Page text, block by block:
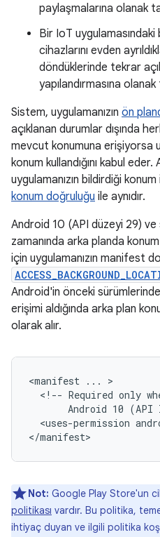
paylaşmalarına olanak
Bir IoT uygulamasındaki
cihazlarını evden
döndüklerinde tekrar
yapılandırmasına olanak
Sistem, uygulamanızın ön
açıklanan durumlar dışında
mevcut konumuna erişiyorsa
konum kullandığını kabul
uygulamanızın bildirdiği
konum doğruluğu ile aynıdır.
Android 10 (API düzeyi 29)
zamanında arka planda
için uygulamanızın manifest
Android'in önceki
erişimi aldığında arka plan
olarak alır.
<manifest ...
<!-- Required only
Android 10 (API
<uses-permission
Not: Google Play Store'un
politikası vardır. Bu politika,
ihtiyaç duyan ve ilgili politika